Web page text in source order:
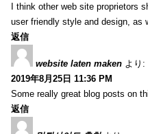
I think other web site proprietors
user friendly style and design, as
返信
website laten maken より:
2019年8月25日 11:36 PM
Some really great blog posts on
返信